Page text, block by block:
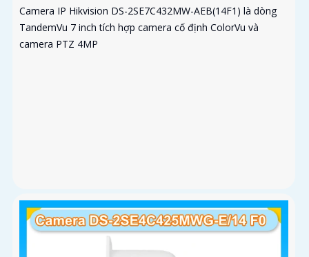
Camera IP Hikvision DS-2SE7C432MW-AEB(14F1) là dòng
TandemVu 7 inch tích hợp camera cố định ColorVu và
camera PTZ 4MP